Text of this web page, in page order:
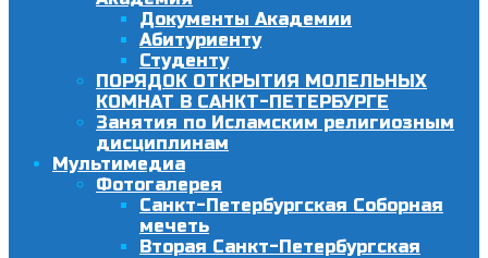
Документы Академии
Абитуриенту
Студенту
ПОРЯДОК ОТКРЫТИЯ МОЛЕЛЬНЫХ
КОМНАТ В САНКТ-ПЕТЕРБУРГЕ
Занятия по Исламским религиозным
дисциплинам
Мультимедиа
Фотогалерея
Санкт-Петербургская Соборная
мечеть
Вторая Санкт-Петербургская